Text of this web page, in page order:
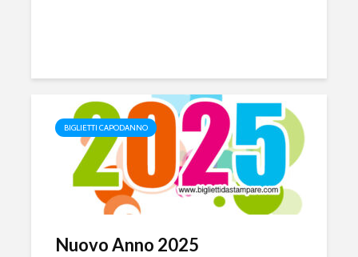
BIGLIETTI CAPODANNO
Nuovo Anno 2025